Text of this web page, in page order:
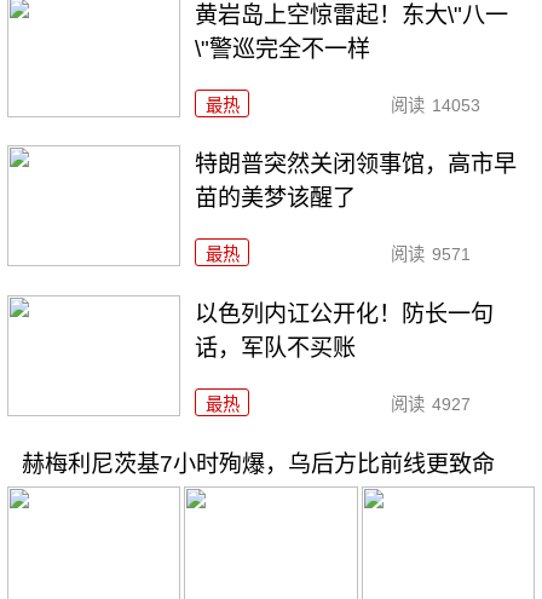
黄岩岛上空惊雷起！东大\"八一
\"警巡完全不一样
最热 阅读 14053
特朗普突然关闭领事馆，高市早
苗的美梦该醒了
最热 阅读 9571
以色列内讧公开化！防长一句
话，军队不买账
最热 阅读 4927
赫梅利尼茨基7小时殉爆，乌后方比前线更致命